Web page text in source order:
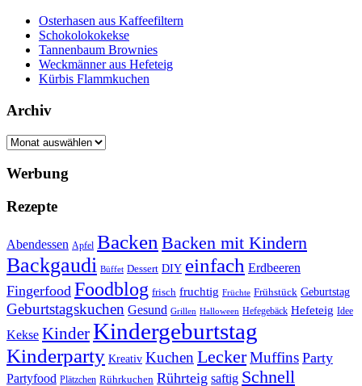
Osterhasen aus Kaffeefiltern
Schokolokokekse
Tannenbaum Brownies
Weckmänner aus Hefeteig
Kürbis Flammkuchen
Archiv
Archiv
Werbung
Rezepte
Abendessen Apfel Backen Backen mit Kindern
Backgaudi Büffet Dessert DIY einfach Erdbeeren
Fingerfood Foodblog frisch fruchtig Früchte Frühstück Geburtstag
Geburtstagskuchen Gesund Grillen Halloween Hefegebäck Hefeteig Idee
Kekse KinderKindergeburtstag
Kinderparty Kreativ Kuchen LeckerMuffins Party
Partyfood Plätzchen Rührkuchen Rührteig saftig Schnell